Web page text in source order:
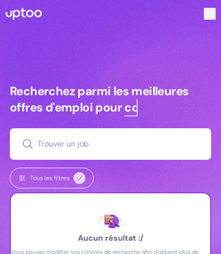
Recherchez parmi les meilleures
Recherchez parmi les meilleures
offres d'emploi pourcommerciaux
Trouver un job
Tous les filtres
Aucun résultat :/
Vous pouvez modifier vos critères de recherche afin d'obtenir plus de